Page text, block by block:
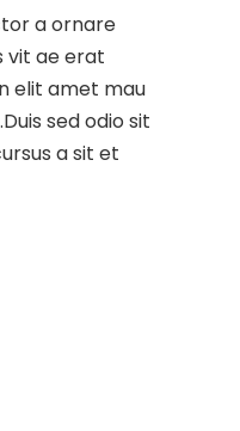
a ornare
vit ae erat
elit amet mau
sed odio sit
a sit et